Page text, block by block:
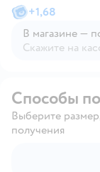
+1,68
В магазине —
Скажите на
Способы
Выберите
получения